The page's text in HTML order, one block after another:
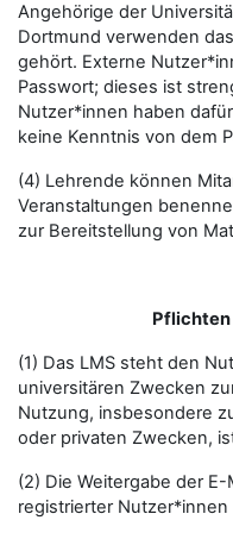
Angehörige der
Dortmund verwenden
gehört. Externe
Passwort; dieses ist
Nutzer*innen haben
keine Kenntnis von dem
(4) Lehrende können
Veranstaltungen
zur Bereitstellung von
(1) Das LMS steht den
universitären Zwecken
Nutzung, insbesondere
oder privaten Zwecken,
(2) Die Weitergabe der
registrierter Nutzer*innen